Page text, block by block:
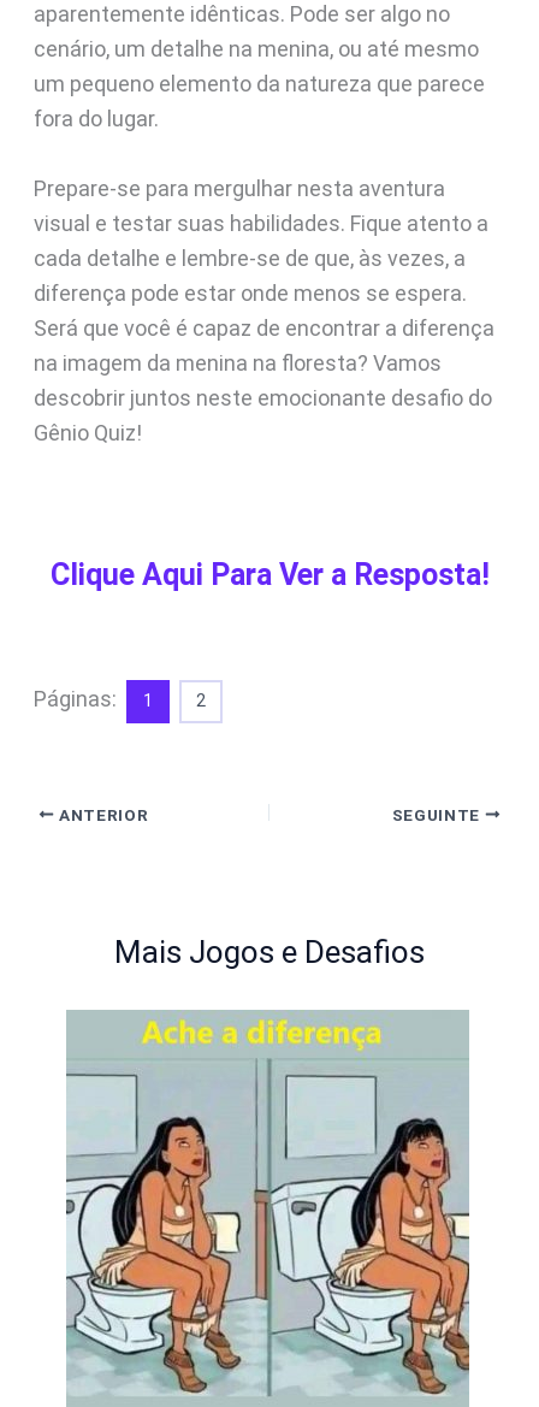
aparentemente idênticas. Pode ser algo no
cenário, um detalhe na menina, ou até mesmo
um pequeno elemento da natureza que parece
fora do lugar.
Prepare-se para mergulhar nesta aventura
visual e testar suas habilidades. Fique atento a
cada detalhe e lembre-se de que, às vezes, a
diferença pode estar onde menos se espera.
Será que você é capaz de encontrar a diferença
na imagem da menina na floresta? Vamos
descobrir juntos neste emocionante desafio do
Gênio Quiz!
Clique Aqui Para Ver a Resposta!
Páginas: 1 2
ANTERIOR SEGUINTE
Mais Jogos e Desafios